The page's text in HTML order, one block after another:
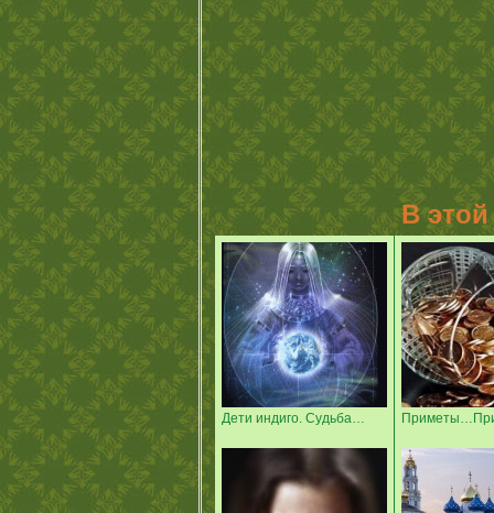
В
Дети индиго. Судьба…